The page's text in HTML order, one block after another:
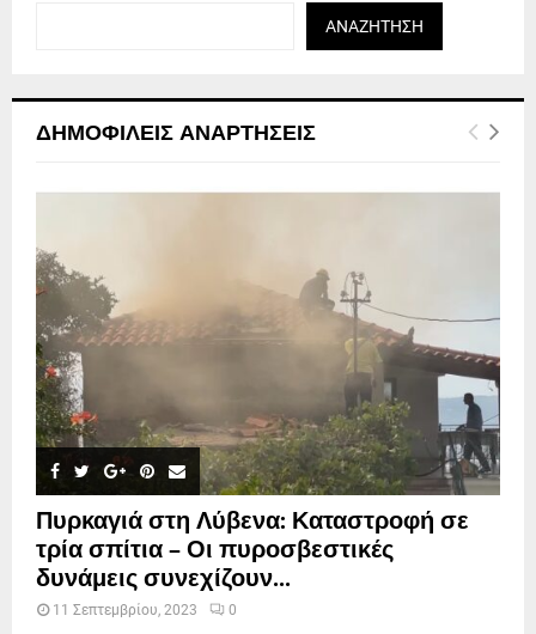
ΑΝΑΖΉΤΗΣΗ
ΔΗΜΟΦΙΛΕΊΣ ΑΝΑΡΤΉΣΕΙΣ
Πυρκαγιά στη Λύβενα: Καταστροφή σε
τρία σπίτια – Οι πυροσβεστικές
δυνάμεις συνεχίζουν...
11 Σεπτεμβρίου, 2023 0